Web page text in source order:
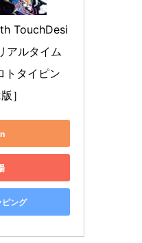
TouchDesi
アルタイム
トタイピン
］
ング